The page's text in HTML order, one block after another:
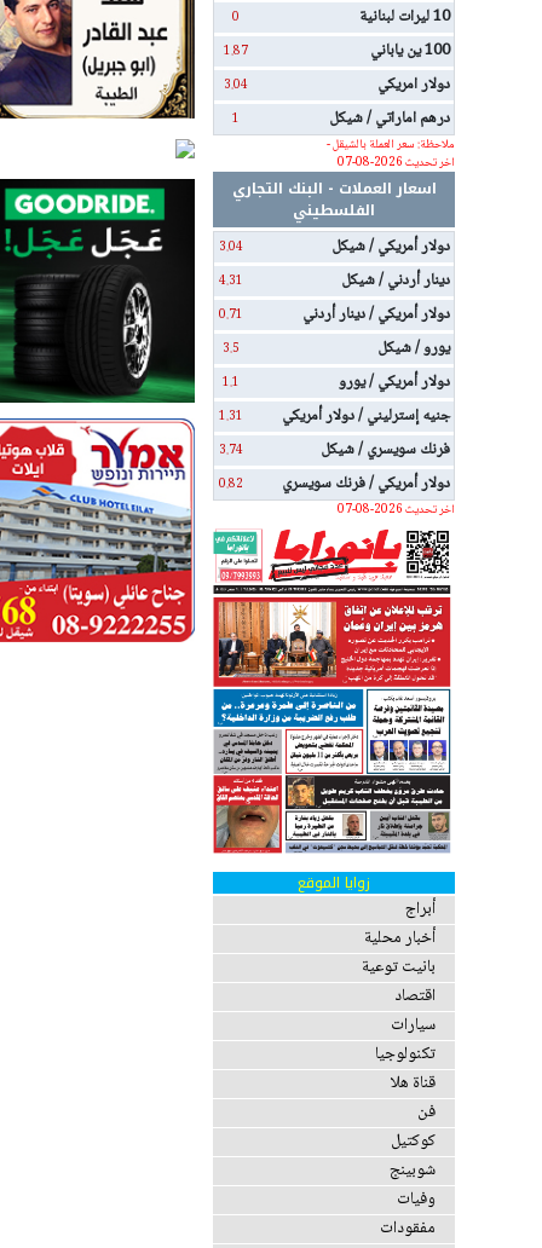
10 ليرات لبنانية 0
100 ين ياباني 1.87
دولار امريكي 3.04
درهم اماراتي / شيكل
1
ملاحظة: سعر العملة بالشيقل -
اخر تحديث 2026-08-07
اسعار العملات - البنك التجاري
الفلسطيني
دولار أمريكي / شيكل
3.04
دينار أردني / شيكل 4.31
دولار أمريكي / دينار أردني 0.71
يورو / شيكل 3.5
دولار أمريكي / يورو 1.1
جنيه إسترليني / دولار أمريكي 1.31
فرنك سويسري / شيكل 3.74
دولار أمريكي / فرنك سويسري
0.82
اخر تحديث 2026-08-07
زوايا الموقع
أبراج
أخبار محلية
بانيت توعية
اقتصاد
سيارات
تكنولوجيا
قناة هلا
فن
كوكتيل
شوبينج
وفيات
مفقودات